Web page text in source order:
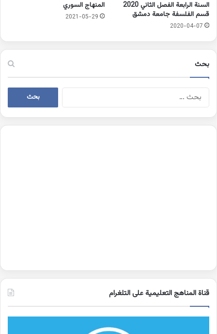
السنة الرابعة الفصل الثاني 2020
قسم الفلسفة جامعة دمشق
2020-04-07
المنهاج السوري
2021-05-29
بحث
البحث
قناة المناهج التعليمية على التلغرام